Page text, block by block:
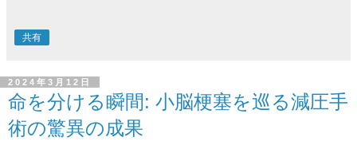
共有
2024年3月12日
命を分ける瞬間: 小脳梗塞を巡る減圧手
術の驚異の成果